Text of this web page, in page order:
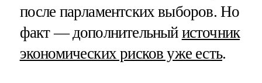
после парламентских выборов. Но
факт — дополнительный источник
экономических рисков уже есть.